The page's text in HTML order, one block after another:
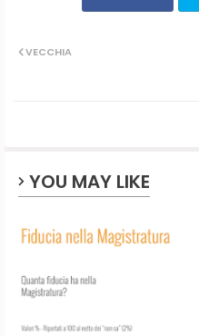
VECCHIA
YOU MAY LIKE